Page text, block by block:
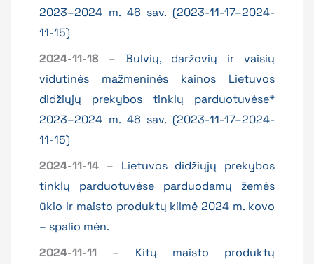
2023–2024 m. 46 sav. (2023-11-17–2024-
11-15)
2024-11-18 – Bulvių, daržovių ir vaisių
vidutinės mažmeninės kainos Lietuvos
didžiųjų prekybos tinklų parduotuvėse*
2023–2024 m. 46 sav. (2023-11-17–2024-
11-15)
2024-11-14 – Lietuvos didžiųjų prekybos
tinklų parduotuvėse parduodamų žemės
ūkio ir maisto produktų kilmė 2024 m. kovo
– spalio mėn.
2024-11-11 – Kitų maisto produktų